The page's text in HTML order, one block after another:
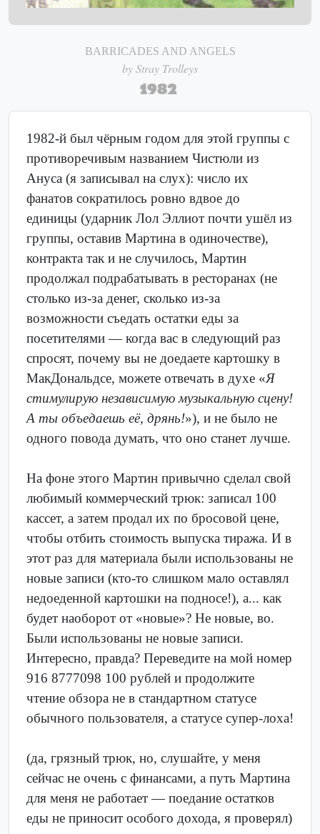
BARRICADES AND ANGELS
by Stray Trolleys
1982
1982-й был чёрным годом для этой группы с
противоречивым названием Чистюли из
Ануса (я записывал на слух): число их
фанатов сократилось ровно вдвое до
единицы (ударник Лол Эллиот почти ушёл из
группы, оставив Мартина в одиночестве),
контракта так и не случилось, Мартин
продолжал подрабатывать в ресторанах (не
столько из-за денег, сколько из-за
возможности съедать остатки еды за
посетителями — когда вас в следующий раз
спросят, почему вы не доедаете картошку в
МакДональдсе, можете отвечать в духе «Я
стимулирую независимую музыкальную сцену!
А ты объедаешь её, дрянь!»), и не было не
одного повода думать, что оно станет лучше.
На фоне этого Мартин привычно сделал свой
любимый коммерческий трюк: записал 100
кассет, а затем продал их по бросовой цене,
чтобы отбить стоимость выпуска тиража. И в
этот раз для материала были использованы не
новые записи (кто-то слишком мало оставлял
недоеденной картошки на подносе!), а... как
будет наоборот от «новые»? Не новые, во.
Были использованы не новые записи.
Интересно, правда? Переведите на мой номер
916 8777098 100 рублей и продолжите
чтение обзора не в стандартном статусе
обычного пользователя, а статусе супер-лоха!
(да, грязный трюк, но, слушайте, у меня
сейчас не очень с финансами, а путь Мартина
для меня не работает — поедание остатков
еды не приносит особого дохода, я проверял)